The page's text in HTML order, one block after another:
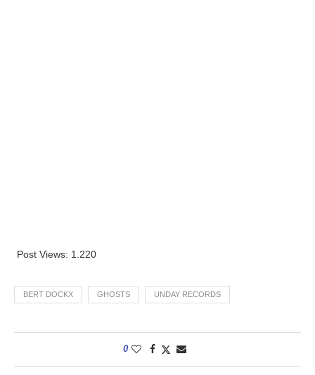
Post Views: 1.220
BERT DOCKX GHOSTS UNDAY RECORDS
0